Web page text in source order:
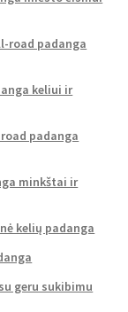
road padanga
keliui ir
padanga
minkštai ir
kelių padanga
geru sukibimu